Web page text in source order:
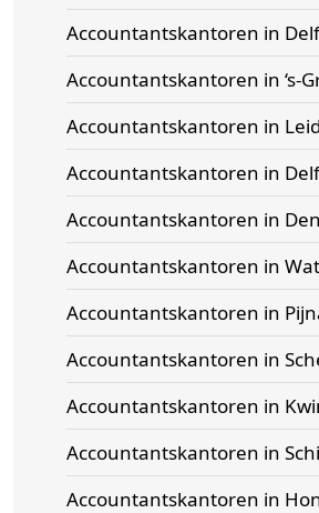
Accountantskantoren in
Accountantskantoren in ‘s-
Accountantskantoren in
Accountantskantoren in
Accountantskantoren in
Accountantskantoren in
Accountantskantoren in
Accountantskantoren in
Accountantskantoren in
Accountantskantoren in
Accountantskantoren in